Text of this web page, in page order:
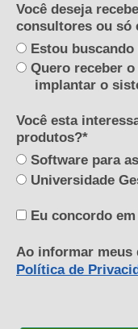
Você deseja
consultores ou só
Estou
Quero receber
implantar o
Você esta
produtos?*
Software para
Universidade
Eu concordo
Ao informar meus
Política de